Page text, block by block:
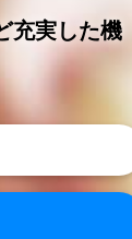
充実した機